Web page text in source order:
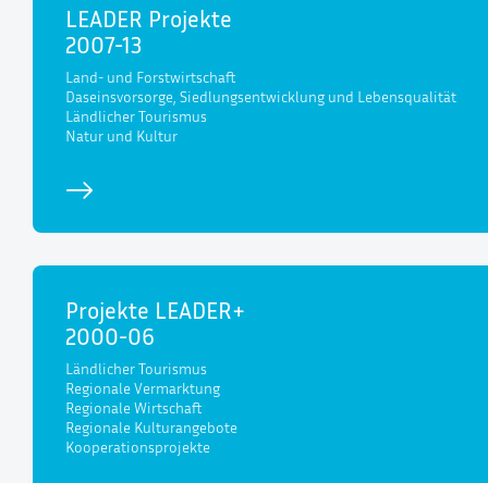
LEADER Projekte
2007-13
Land- und Forstwirtschaft
Daseinsvorsorge, Siedlungsentwicklung und Lebensqualität
Ländlicher Tourismus
Natur und Kultur
Projekte LEADER+
2000-06
Ländlicher Tourismus
Regionale Vermarktung
Regionale Wirtschaft
Regionale Kulturangebote
Kooperationsprojekte